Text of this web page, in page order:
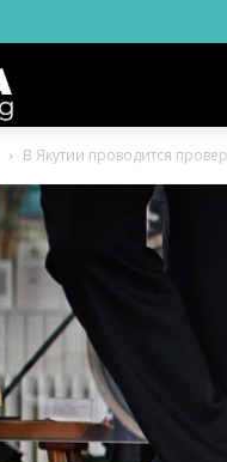
Ингушетии
Фортанга
орг
В Якутии проводится